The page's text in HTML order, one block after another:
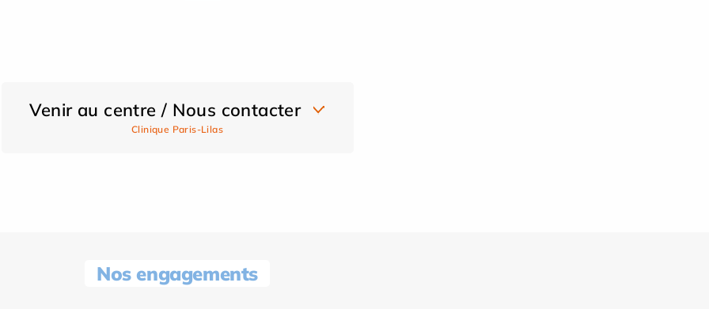
Venir au centre / Nous contacter
Clinique Paris-Lilas
Nos engagements